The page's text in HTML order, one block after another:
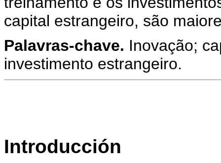
capital estrangeiro, são
Palavras-chave. Inovação;
investimento estrangeiro.
Introducción